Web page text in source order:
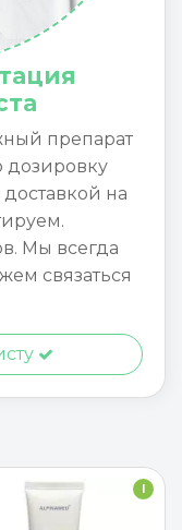
препарат
дозировку
на
Мы всегда
связаться